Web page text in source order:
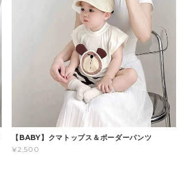
【BABY】クマトップス＆ボーダーパンツ
¥2,500